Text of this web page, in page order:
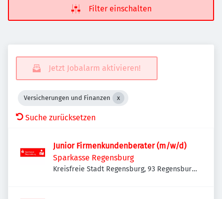
Filter einschalten
Jetzt Jobalarm aktivieren!
Versicherungen und Finanzen
Suche zurücksetzen
Junior Firmenkundenberater (m/w/d)
Sparkasse Regensburg
Kreisfreie Stadt Regensburg, 93 Regensburg,